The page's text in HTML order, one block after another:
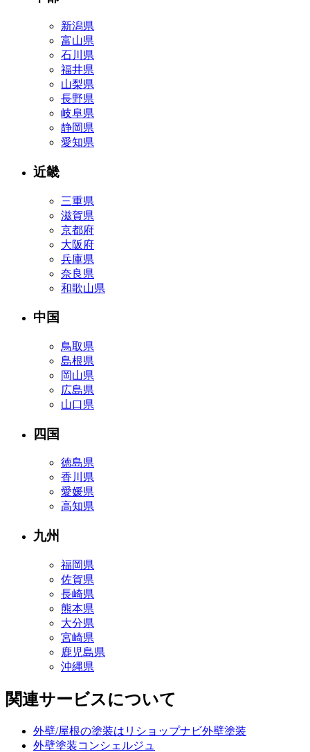
新潟県
富山県
石川県
福井県
山梨県
長野県
岐阜県
静岡県
愛知県
近畿
三重県
滋賀県
京都府
大阪府
兵庫県
奈良県
和歌山県
中国
鳥取県
島根県
岡山県
広島県
山口県
四国
徳島県
香川県
愛媛県
高知県
九州
福岡県
佐賀県
長崎県
熊本県
大分県
宮崎県
鹿児島県
沖縄県
関連サービスについて
外壁/屋根の塗装はリショップナビ外壁塗装
外壁塗装コンシェルジュ